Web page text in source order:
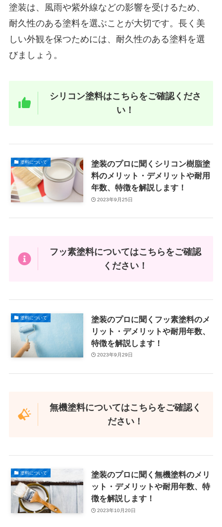
塗装は、風雨や紫外線などの影響を受けるため、
耐久性のある塗料を選ぶことが大切です。長く美
しい外観を保つためには、耐久性のある塗料を選
びましょう。
シリコン塗料はこちらをご確認くださ
い！
塗料について
塗装のプロに聞くシリコン樹脂塗
料のメリット・デメリットや耐用
年数、特徴を解説します！
2023年9月25日
フッ素塗料についてはこちらをご確認
ください！
塗料について
塗装のプロに聞くフッ素塗料のメ
リット・デメリットや耐用年数、
特徴を解説します！
2023年9月29日
無機塗料についてはこちらをご確認く
ださい！
塗料について
塗装のプロに聞く無機塗料のメリ
ット・デメリットや耐用年数、特
徴を解説します！
2023年10月20日